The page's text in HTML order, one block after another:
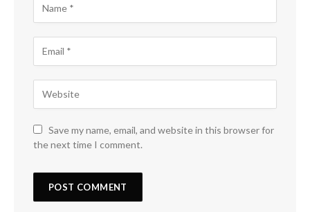
Save my name, email, and website in this browser for
the next time I comment.